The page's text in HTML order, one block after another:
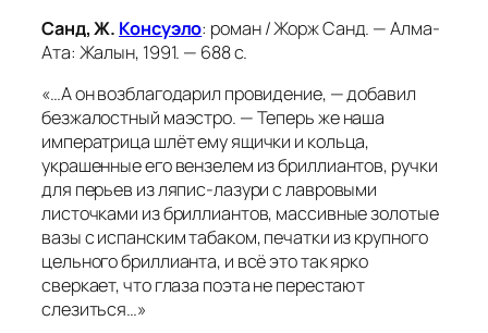
Санд, Ж. Консуэло: роман / Жорж Санд. — Алма-
Ата: Жалын, 1991. — 688 с.
«…А он возблагодарил провидение, — добавил
безжалостный маэстро. — Теперь же наша
императрица шлёт ему ящички и кольца,
украшенные его вензелем из бриллиантов, ручки
для перьев из ляпис-лазури с лавровыми
листочками из бриллиантов, массивные золотые
вазы с испанским табаком, печатки из крупного
цельного бриллианта, и всё это так ярко
сверкает, что глаза поэта не перестают
слезиться…»